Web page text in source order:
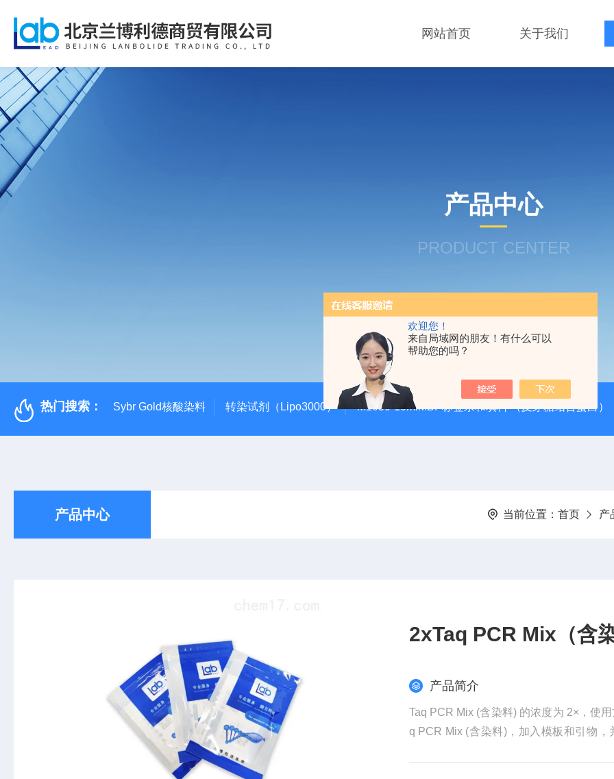
欢迎您！
来自局域网的朋友！有什么可以
帮助您的吗？
网站首页 关于我们
产品中心
PRODUCT CENTER
热门搜索： Sybr Gold核酸染料 转染试剂（Lipo3000） M1050-10mlMBP标签亲和填料 （麦芽糖结合蛋白）
产品中心 当前位置： 首页 产
2xTaq PCR Mix（含染
产品简介
Taq PCR Mix (含染料) 的浓度为 2×，使
q PCR Mix (含染料)，加入模板和引物